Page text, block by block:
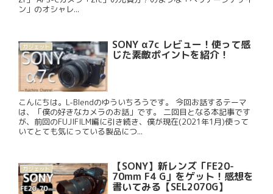
ン」のオシャレ...
ガジェット SONY α7c レビュー！使って感
じた素敵ポイントを紹介！
こんにちは。L-Blendのゆういちろうです。 今回お話するテーマ
は、「僕の好きなカメラのお話」です。 二回目となる本記事です
が、前回のFUJIFILM編に引き続き、僕が現在(2021年1月)使って
いてとても気にっている製品につ...
ガジェット 【SONY】新レンズ「FE20-
70mm F4 G」をゲット！感想を
書いてみる【SEL2070G】